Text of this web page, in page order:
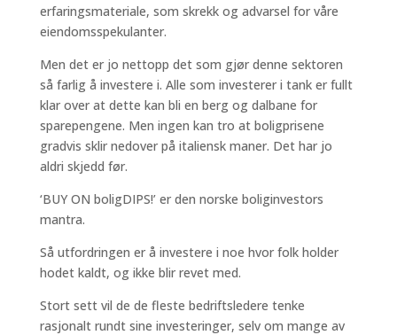
erfaringsmateriale, som skrekk og advarsel for våre
eiendomsspekulanter.
Men det er jo nettopp det som gjør denne sektoren
så farlig å investere i. Alle som investerer i tank er fullt
klar over at dette kan bli en berg og dalbane for
sparepengene. Men ingen kan tro at boligprisene
gradvis sklir nedover på italiensk maner. Det har jo
aldri skjedd før.
‘BUY ON boligDIPS!’ er den norske boliginvestors
mantra.
Så utfordringen er å investere i noe hvor folk holder
hodet kaldt, og ikke blir revet med.
Stort sett vil de de fleste bedriftsledere tenke
rasjonalt rundt sine investeringer, selv om mange av